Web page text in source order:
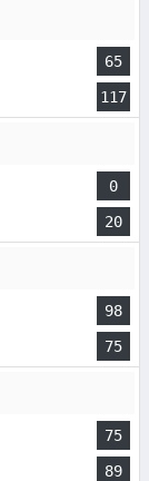
65
117
0
20
98
75
75
89